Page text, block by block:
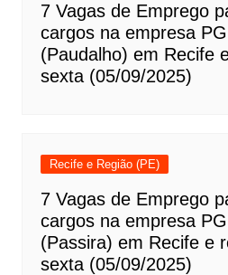
7 Vagas de Emprego
cargos na empresa
(Paudalho) em Recife
sexta (05/09/2025)
Recife e Região (PE)
7 Vagas de Emprego
cargos na empresa
(Passira) em Recife e
sexta (05/09/2025)